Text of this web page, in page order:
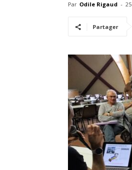
Par Odile Rigaud -
Partager